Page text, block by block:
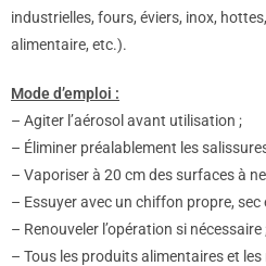
industrielles, fours, éviers, inox,
alimentaire, etc.).
Mode d’emploi :
– Agiter l’aérosol avant utilisation ;
– Éliminer préalablement les
– Vaporiser à 20 cm des surfaces à
– Essuyer avec un chiffon propre, sec
– Renouveler l’opération si nécessaire
– Tous les produits alimentaires et